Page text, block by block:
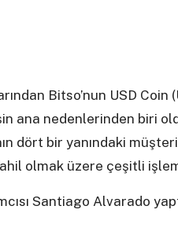
Bitso’nun USD Coin
ana nedenlerinden biri
dört bir yanındaki
olmak üzere çeşitli
Santiago Alvarado